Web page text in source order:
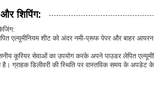
शिपिंग:
एल्यूमीनियम शीट को अंदर नमी-प्रूफ पेपर और बाहर
कूरियर सेवाओं का उपयोग करके अपने पाउडर लेपित
है। ग्राहक डिलीवरी की स्थिति पर वास्तविक समय के